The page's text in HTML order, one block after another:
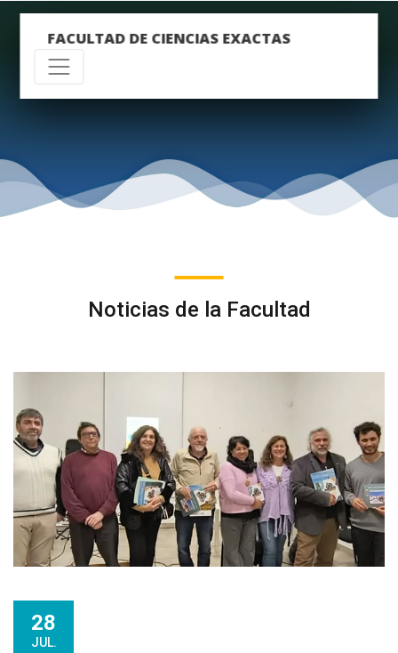
FACULTAD DE CIENCIAS EXACTAS
Noticias de la Facultad
28
JUL.